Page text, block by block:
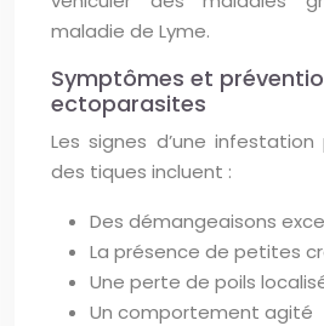
maladie de Lyme.
Symptômes et
ectoparasites
Les signes d’une
des tiques incluent :
Des démangeaisons
La présence de petites
Une perte de poils
Un comportement agité